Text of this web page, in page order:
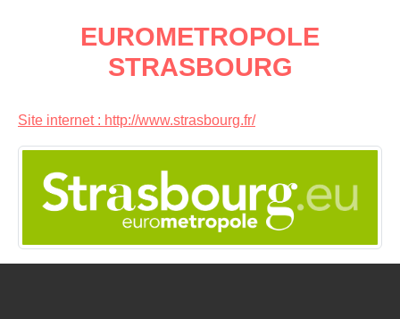
EUROMETROPOLE
STRASBOURG
Site internet : http://www.strasbourg.fr/